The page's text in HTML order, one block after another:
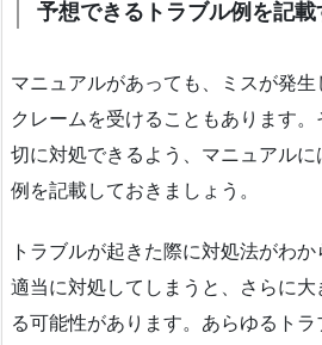
予想できるトラブル例を記載
マニュアルがあっても、ミスが発
クレームを受けることもあります
切に対処できるよう、マニュアル
例を記載しておきましょう。
トラブルが起きた際に対処法がわ
適当に対処してしまうと、さらに
る可能性があります。あらゆるト